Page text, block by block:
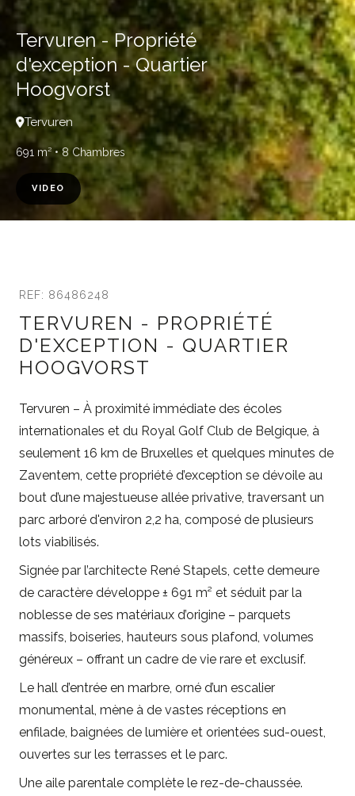
Tervuren - Propriété
d'exception - Quartier
Hoogvorst
Tervuren
691 m² • 8 Chambres
VIDEO
REF: 86486248
TERVUREN - PROPRIÉTÉ
D'EXCEPTION - QUARTIER
HOOGVORST
Tervuren – À proximité immédiate des écoles
internationales et du Royal Golf Club de Belgique, à
seulement 16 km de Bruxelles et quelques minutes de
Zaventem, cette propriété d’exception se dévoile au
bout d’une majestueuse allée privative, traversant un
parc arboré d'environ 2,2 ha, composé de plusieurs
lots viabilisés.
Signée par l’architecte René Stapels, cette demeure
de caractère développe ± 691 m² et séduit par la
noblesse de ses matériaux d’origine – parquets
massifs, boiseries, hauteurs sous plafond, volumes
généreux – offrant un cadre de vie rare et exclusif.
Le hall d’entrée en marbre, orné d’un escalier
monumental, mène à de vastes réceptions en
enfilade, baignées de lumière et orientées sud-ouest,
ouvertes sur les terrasses et le parc.
Une aile parentale complète le rez-de-chaussée.